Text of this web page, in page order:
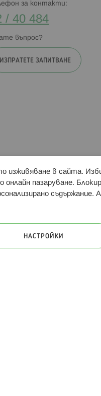
за контакти:
/ 40 484
въпрос?
ИЗПРАТЕТЕ ЗАПИТВАНЕ
Последвайте ни:
изживяване в сайта.
пазаруване.
съдържание.
НАСТРОЙКИ